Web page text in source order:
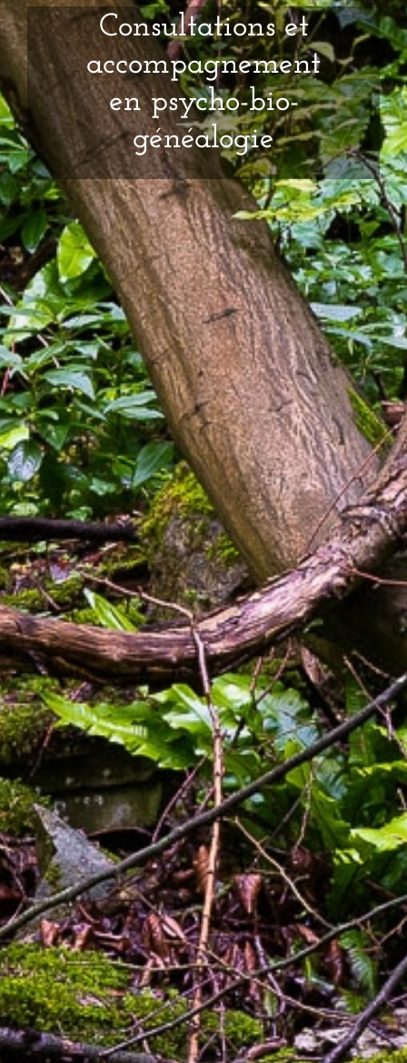
Consultations et
accompagnement
en psycho-bio-
généalogie